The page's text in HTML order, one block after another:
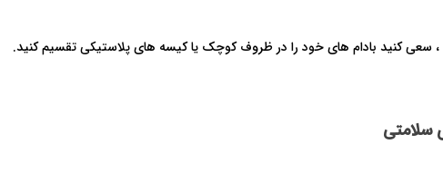
، سعی کنید بادام های خود را در ظروف کوچک یا کیسه های پلاستیکی تقسیم کنید.
سلامتی